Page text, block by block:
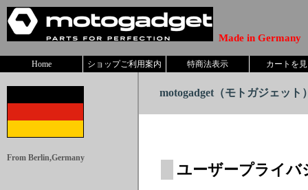
Made in Germany
Home ショップご利用案内 特商法表示 カートを
From Berlin,Germany
motogadget （モトガジェッ
ユーザープライバ